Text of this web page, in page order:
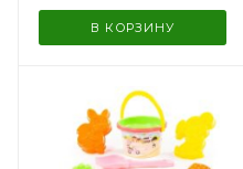
В КОРЗИНУ